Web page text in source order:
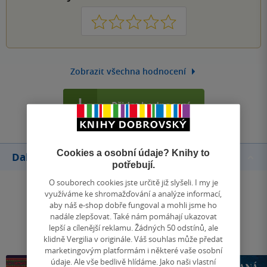
1 2 3 4 5
Zobrazit všechna hodnocení
Přidat hodnocení
Další knihy autoraCookies a osobní údaje? Knihy to
potřebují.
O souborech cookies jste určitě již slyšeli. I my je
využíváme ke shromažďování a analýze informací,
aby náš e-shop dobře fungoval a mohli jsme ho
nadále zlepšovat. Také nám pomáhají ukazovat
lepší a cílenější reklamu. Žádných 50 odstínů, ale
klidně Vergilia v originále. Váš souhlas může předat
marketingovým platformám i některé vaše osobní
údaje. Ale vše bedlivě hlídáme. Jako naši vlastní